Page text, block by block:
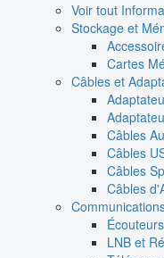
Voir tout
Stockage et
Cartes
Câbles et
Câbles
Câbles
Câbles
Câbles
LNB et